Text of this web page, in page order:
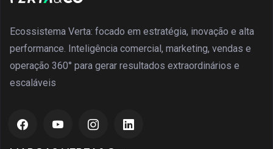
Ecossistema Verta: focado em estratégia, inovação e alta
performance. Inteligência comercial, marketing, vendas e
operação 360° para gerar resultados extraordinários e
escaláveis